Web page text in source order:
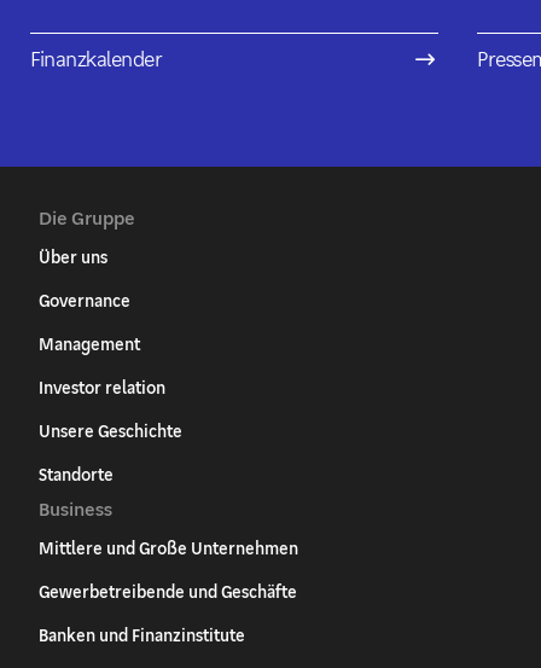
Finanzkalender
Die Gruppe
Über uns
Governance
Management
Investor relation
Unsere Geschichte
Standorte
Business
Mittlere und Große Unternehmen
Gewerbetreibende und Geschäfte
Banken und Finanzinstitute